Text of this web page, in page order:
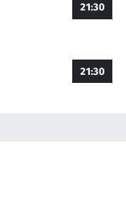
21:30
21:30